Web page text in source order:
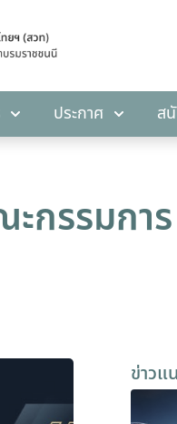
ประกาศ ส
กรรมกา
ข่าวแ